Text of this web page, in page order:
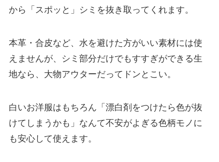
から「スポッと」シミを抜き取ってくれます。
本革・合皮など、水を避けた方がいい素材には使
えませんが、シミ部分だけでもすすぎができる生
地なら、大物アウターだってドンとこい。
白いお洋服はもちろん「漂白剤をつけたら色が抜
けてしまうかも」なんて不安がよぎる色柄モノに
も安心して使えます。